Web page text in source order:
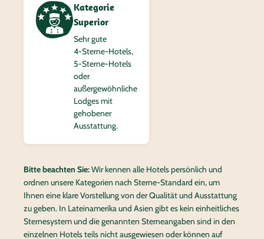
Kategorie
Superior
Sehr gute
4‑Sterne-Hotels,
5‑Sterne-Hotels
oder
außergewöhnliche
Lodges mit
gehobener
Ausstattung.
Bitte beachten Sie:Wir kennen alle Hotels persönlich und
ordnen unsere Kategorien nach Sterne-Standard ein, um
Ihnen eine klare Vorstellung von der Qualität und Ausstattung
zu geben. In Lateinamerika und Asien gibt es kein einheitliches
Sternesystem und die genannten Sterneangaben sind in den
einzelnen Hotels teils nicht ausgewiesen oder können auf